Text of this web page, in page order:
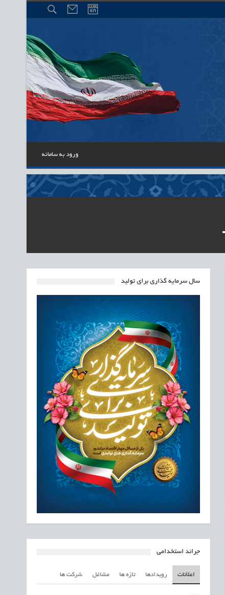
ورود به سامانه
سال سرمایه گذاری برای تولید
جرائد استخدامی
اعلانات رویدادها تازه ها مشاغل شرکت ها